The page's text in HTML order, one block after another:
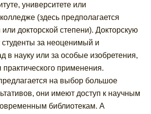
университете или
(здесь предполагается
докторской степени). Докторскую
студенты за неоценимый и
в науку или за особые изобретения,
применения.
на выбор большое
они имеют доступ к научным
библиотекам. А